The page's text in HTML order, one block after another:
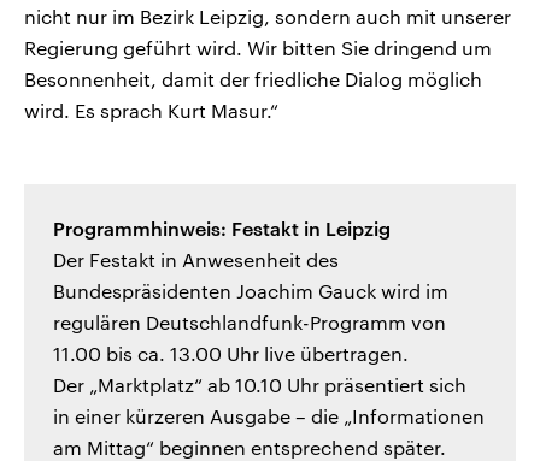
nicht nur im Bezirk Leipzig, sondern auch mit unserer
Regierung geführt wird. Wir bitten Sie dringend um
Besonnenheit, damit der friedliche Dialog möglich
wird. Es sprach Kurt Masur.“
Programmhinweis: Festakt in Leipzig
Der Festakt in Anwesenheit des
Bundespräsidenten Joachim Gauck wird im
regulären Deutschlandfunk-Programm von
11.00 bis ca. 13.00 Uhr live übertragen.
Der „Marktplatz“ ab 10.10 Uhr präsentiert sich
in einer kürzeren Ausgabe – die „Informationen
am Mittag“ beginnen entsprechend später.